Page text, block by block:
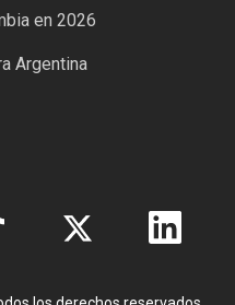
en 2026
Argentina